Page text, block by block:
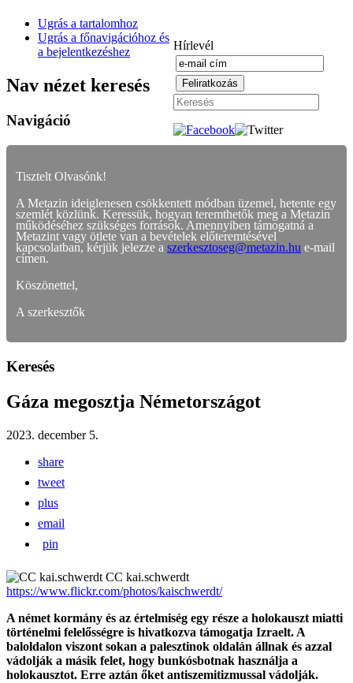
Hírlevél
Ugrás a tartalomhoz
Ugrás a főnavigációhoz és
a bejelentkezéshez
Nav nézet keresés
Navigáció
Tisztelt Olvasónk!
A Metazin ideiglenesen csökkentett módban üzemel, hetente egy
szemlét közlünk. Keressük, hogyan teremthetők meg a Metazin
működéséhez szükséges források. Amennyiben támogatná a
Metazint vagy ötlete van a bevételek előteremtésével
kapcsolatban, kérjük jelezze a szerkesztoseg@metazin.hu e-mail
címen.
Köszönettel,
A szerkesztők
Keresés
Gáza megosztja Németországot
2023. december 5.
share
tweet
plus
email
pin
CC kai.schwerdt
https://www.flickr.com/photos/kaischwerdt/
A német kormány és az értelmiség egy része a holokauszt miatti
történelmi felelősségre is hivatkozva támogatja Izraelt. A
baloldalon viszont sokan a palesztinok oldalán állnak és azzal
vádolják a másik felet, hogy bunkósbotnak használja a
holokausztot. Erre aztán őket antiszemitizmussal vádolják.